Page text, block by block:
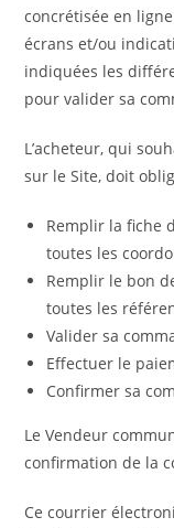
concrétisée en
écrans et/ou
indiquées les
pour valider sa
L’acheteur, qui
sur le Site, doit
Remplir la fiche
toutes les
Remplir le bon
toutes les
Valider sa
Effectuer le
Confirmer sa
Le Vendeur
confirmation de la
Ce courrier